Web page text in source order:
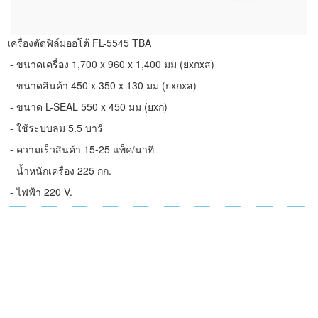
เครื่องตัดฟิล์มออโต้ FL-5545 TBA
- ขนาดเครื่อง 1,700 x 960 x 1,400 มม (ยxกxส)
- ขนาดสินค้า 450 x 350 x 130 มม (ยxกxส)
- ขนาด L-SEAL 550 x 450 มม (ยxก)
- ใช้ระบบลม 5.5 บาร์
- ความเร็วสินค้า 15-25 แพ็ค/นาที
- น้ำหนักเครื่อง 225 กก.
- ไฟฟ้า 220 V.